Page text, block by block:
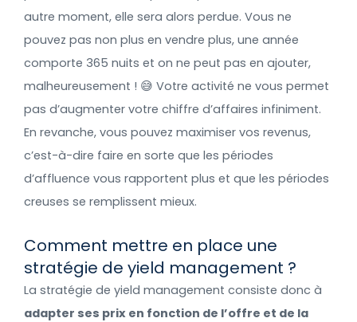
autre moment, elle sera alors perdue. Vous ne
pouvez pas non plus en vendre plus, une année
comporte 365 nuits et on ne peut pas en ajouter,
malheureusement ! 😅 Votre activité ne vous permet
pas d’augmenter votre chiffre d’affaires infiniment.
En revanche, vous pouvez maximiser vos revenus,
c’est-à-dire faire en sorte que les périodes
d’affluence vous rapportent plus et que les périodes
creuses se remplissent mieux.
Comment mettre en place une
stratégie de yield management ?
La stratégie de yield management consiste donc à
adapter ses prix en fonction de l’offre et de la